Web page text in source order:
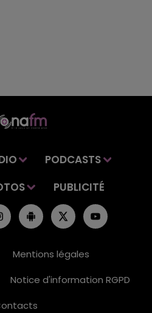
PODCASTS
PUBLICITÉ
Mentions légales
Notice d'information RGPD